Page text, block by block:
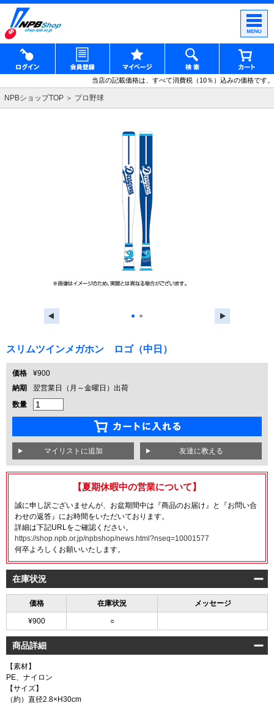
当店の記載価格は、すべて消費税（10％）込みの価格です。
NPBショップTOP プロ野球
● ●
スリムツインメガホン ロゴ（中日）
価格
¥900
納期
翌営業日（月～金曜日）出荷
数量
友達に教える
【夏期休暇中の営業について】
誠に申し訳ございませんが、お盆期間中は『商品のお届け』と『お問い合
わせの返答』にお時間をいただいております。
詳細は下記URLをご確認ください。
https://shop.npb.or.jp/npbshop/news.html?nseq=10001577
何卒よろしくお願いいたします。
在庫状況
価格 在庫状況 メッセージ
¥900 ○
商品詳細
【素材】
PE、ナイロン
【サイズ】
（約）直径2.8×H30cm